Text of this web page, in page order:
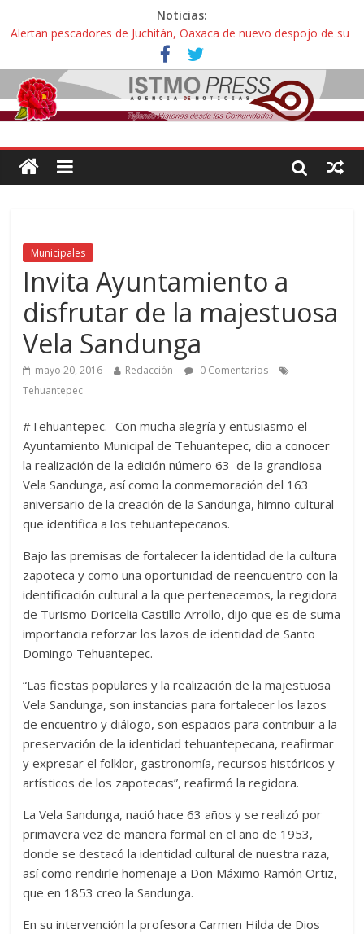
Noticias:
Alertan pescadores de Juchitán, Oaxaca de nuevo despojo de su
territorio para construir un parque eólico
Pescadores y comuneros ikoots detienen la extracción ilegal de
material pétreo de gravera Oyamel
Un nuevo derrame de hidrocarburo afecta a Salina Cruz, Oaxaca;
ahora pescadores de Salinas del Marqués denuncian daños de
🎧Capítulo 2 : CUIDAR A MI HIJA CON SÍNDROME DE DOWN
Familiares de periodista Alejandro Leyva asesinado en Oaxaca
Municipales
Invita Ayuntamiento a
disfrutar de la majestuosa
Vela Sandunga
mayo 20, 2016 Redacción
0 Comentarios
Tehuantepec
#Tehuantepec.- Con mucha alegría y entusiasmo el
Ayuntamiento Municipal de Tehuantepec, dio a conocer
la realización de la edición número 63 de la grandiosa
Vela Sandunga, así como la conmemoración del 163
aniversario de la creación de la Sandunga, himno cultural
que identifica a los tehuantepecanos.
Bajo las premisas de fortalecer la identidad de la cultura
zapoteca y como una oportunidad de reencuentro con la
identificación cultural a la que pertenecemos, la regidora
de Turismo Doricelia Castillo Arrollo, dijo que es de suma
importancia reforzar los lazos de identidad de Santo
Domingo Tehuantepec.
“Las fiestas populares y la realización de la majestuosa
Vela Sandunga, son instancias para fortalecer los lazos
de encuentro y diálogo, son espacios para contribuir a la
preservación de la identidad tehuantepecana, reafirmar
y expresar el folklor, gastronomía, recursos históricos y
artísticos de los zapotecas”, reafirmó la regidora.
La Vela Sandunga, nació hace 63 años y se realizó por
primavera vez de manera formal en el año de 1953,
donde se destacó la identidad cultural de nuestra raza,
así como rendirle homenaje a Don Máximo Ramón Ortiz,
que en 1853 creo la Sandunga.
En su intervención la profesora Carmen Hilda de Dios